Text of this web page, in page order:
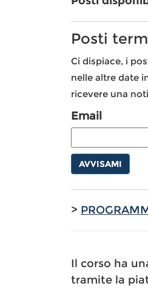
Posti
Ci dispiace, i
nelle altre date
ricevere una
Email
AVVISAMI
>
Il corso ha
tramite la